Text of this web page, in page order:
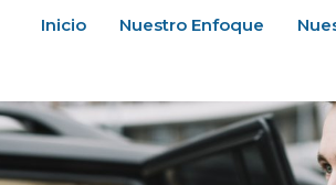
Inicio Nuestro Enfoque